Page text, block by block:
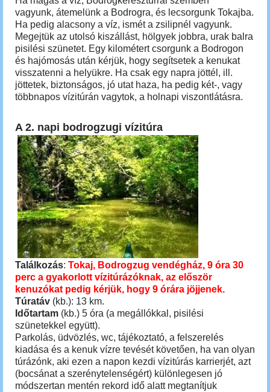
vagyunk, átemelünk a Bodrogra, és lecsorgunk Tokajba.
Ha pedig alacsony a víz, ismét a zsilipnél vagyunk.
Megejtük az utolsó kiszállást, hölgyek jobbra, urak balra
pisilési szünetet. Egy kilométert csorgunk a Bodrogon
és hajómosás után kérjük, hogy segítsetek a kenukat
visszatenni a helyükre. Ha csak egy napra jöttél, ill.
jöttetek, biztonságos, jó utat haza, ha pedig két-, vagy
többnapos vízitúrán vagytok, a holnapi viszontlátásra.
A 2. napi bodrogzugi vízitúra
Találkozás: Tokaj, Bodrogzug vendégház, 9 óra 30
perc a gyakorlott vízitúrázóknak, az először
kenuzókat pedig kérjük, hogy 9 órára jöjjenek.
Túratáv (kb.): 13 km.
Időtartam (kb.) 5 óra (a megállókkal, pisilési
szünetekkel együtt).
Parkolás, üdvözlés, wc, tájékoztató, a felszerelés
kiadása és a kenuk vízre tevését követően, ha van olyan
túrázónk, aki ezen a napon kezdi vízitúrás karrierjét, azt
(bocsánat a szerénytelenségért) különlegesen jó
módszertan mentén rekord idő alatt megtanítjuk